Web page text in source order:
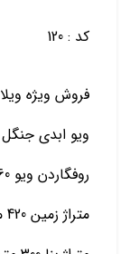
کد : 120
فروش ویژه
ویو ابدی
روفگاردن ویو 360 درجه جنگل و کوه
متراژ زمین 420 متر